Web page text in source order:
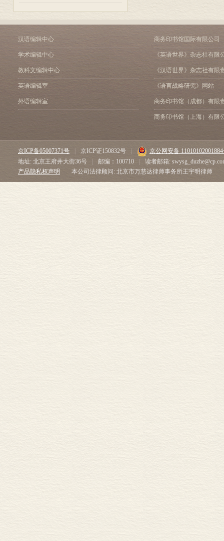
汉语编辑中心
学术编辑中心
教科文编辑中心
英语编辑室
外语编辑室
商务印书馆国际有限公司
《英语世界》杂志社有限
《汉语世界》杂志社有限
《语言战略研究》网站
商务印书馆（成都）有限
商务印书馆（上海）有限
京ICP备05007371号 京ICP证150832号
京公网安备
地址: 北京王府井大街36号
邮编：100710
读者邮箱:
产品隐私权声明
本公司法律顾问: 北京市万慧达律师事务所王宇明律师